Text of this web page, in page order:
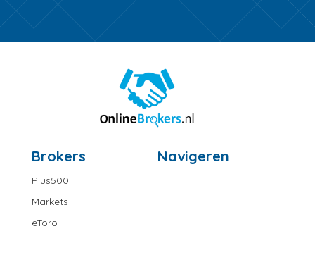
Brokers
Plus500
Markets
eToro
Navigeren